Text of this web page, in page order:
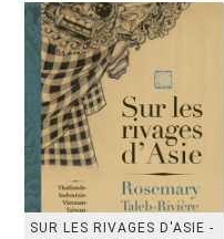
SUR LES RIVAGES D'ASIE -